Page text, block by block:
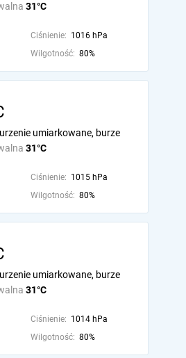
31°C
Ciśnienie: 1016 hPa
Wilgotność: 80%
31°C
umiarkowane, burze
Ciśnienie: 1015 hPa
Wilgotność: 80%
31°C
umiarkowane, burze
Ciśnienie: 1014 hPa
Wilgotność: 80%